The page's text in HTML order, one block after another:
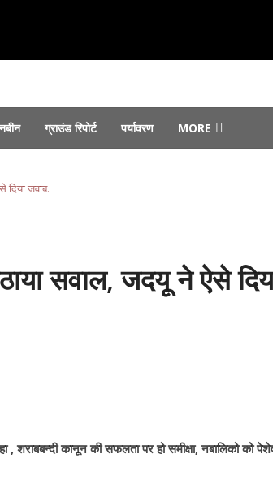
ग्राउंड रिपोर्ट पर्यावरण MORE
August 6, 2026
जोरों पर...
दिया जवाब.
सवाल, जदयू ने ऐसे
, शराबबन्दी कानून की सफलता पर हो समीक्षा, नबालिको को